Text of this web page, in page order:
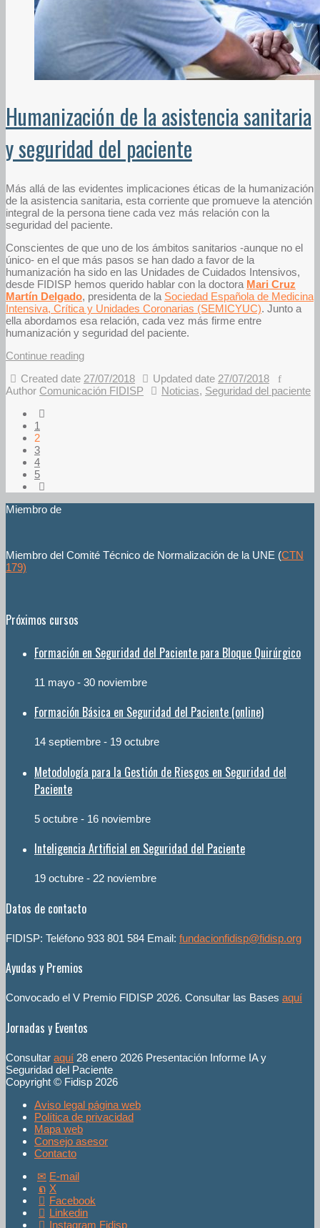
Humanización de la asistencia sanitaria
y seguridad del paciente
Más allá de las evidentes implicaciones éticas de la humanización
de la asistencia sanitaria, esta corriente que promueve la atención
integral de la persona tiene cada vez más relación con la
seguridad del paciente.
Conscientes de que uno de los ámbitos sanitarios -aunque no el
único- en el que más pasos se han dado a favor de la
humanización ha sido en las Unidades de Cuidados Intensivos,
desde FIDISP hemos querido hablar con la doctora Mari Cruz
Martín Delgado, presidenta de la Sociedad Española de Medicina
Intensiva, Crítica y Unidades Coronarias (SEMICYUC). Junto a
ella abordamos esa relación, cada vez más firme entre
humanización y seguridad del paciente.
Continue reading
Created date 27/07/2018 Updated date 27/07/2018
Author Comunicación FIDISP Noticias, Seguridad del paciente
1
2
3
4
5
Miembro de
Miembro del Comité Técnico de Normalización de la UNE (CTN
179)
Próximos cursos
Formación en Seguridad del Paciente para Bloque Quirúrgico
11 mayo - 30 noviembre
Formación Básica en Seguridad del Paciente (online)
14 septiembre - 19 octubre
Metodología para la Gestión de Riesgos en Seguridad del
Paciente
5 octubre - 16 noviembre
Inteligencia Artificial en Seguridad del Paciente
19 octubre - 22 noviembre
Datos de contacto
FIDISP: Teléfono 933 801 584 Email: fundacionfidisp@fidisp.org
Ayudas y Premios
Convocado el V Premio FIDISP 2026. Consultar las Bases aquí
Jornadas y Eventos
Consultar aquí 28 enero 2026 Presentación Informe IA y
Seguridad del Paciente
Copyright © Fidisp 2026
Aviso legal página web
Política de privacidad
Mapa web
Consejo asesor
Contacto
E-mail
X
Facebook
Linkedin
Instagram Fidisp